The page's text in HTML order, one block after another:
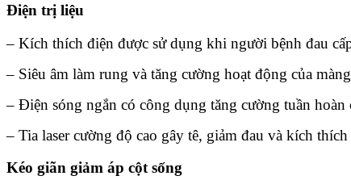
Điện trị liệu
– Kích thích điện được sử dụng khi người bệnh đau
– Siêu âm làm rung và tăng cường hoạt động của
– Điện sóng ngắn có công dụng tăng cường tuần
– Tia laser cường độ cao gây tê, giảm đau và kích
Kéo giãn giảm áp cột sống